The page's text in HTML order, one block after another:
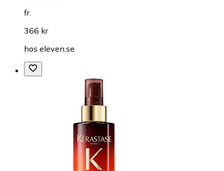
fr.
366 kr
hos eleven.se